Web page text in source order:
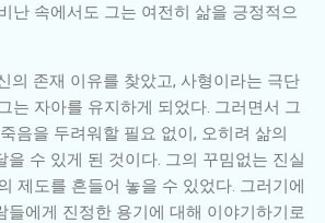
난 속에서도 그는 여전히 삶을 긍정적으
의 존재 이유를 찾았고, 사형이라는 극단
는 자아를 유지하게 되었다. 그러면서 그
음을 두려워할 필요 없이, 오히려 삶의
을 수 있게 된 것이다. 그의 꾸밈없는 진실
제도를 흔들어 놓을 수 있었다. 그러기에
들에게 진정한 용기에 대해 이야기하기로